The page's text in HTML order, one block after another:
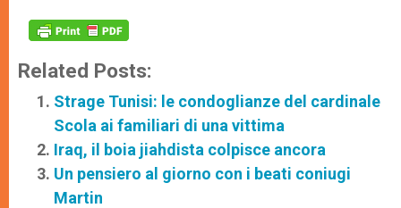
Related Posts:
Strage Tunisi: le condoglianze del cardinale
Scola ai familiari di una vittima
Iraq, il boia jiahdista colpisce ancora
Un pensiero al giorno con i beati coniugi
Martin